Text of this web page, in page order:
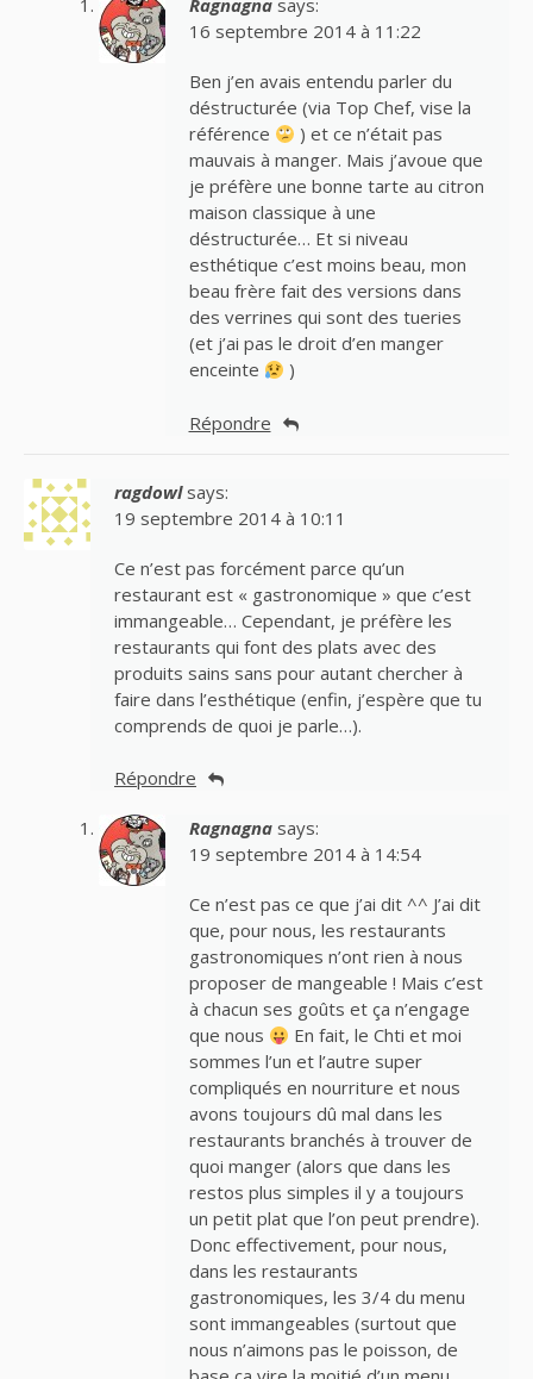
Ragnagna says:
16 septembre 2014 à 11:22
Ben j’en avais entendu parler du
déstructurée (via Top Chef, vise la
référence
) et ce n’était pas
mauvais à manger. Mais j’avoue que
je préfère une bonne tarte au citron
maison classique à une
déstructurée… Et si niveau
esthétique c’est moins beau, mon
beau frère fait des versions dans
des verrines qui sont des tueries
(et j’ai pas le droit d’en manger
enceinte
)
Répondre
ragdowl says:
19 septembre 2014 à 10:11
Ce n’est pas forcément parce qu’un
restaurant est « gastronomique » que c’est
immangeable… Cependant, je préfère les
restaurants qui font des plats avec des
produits sains sans pour autant chercher à
faire dans l’esthétique (enfin, j’espère que tu
comprends de quoi je parle…).
Répondre
Ragnagna says:
19 septembre 2014 à 14:54
Ce n’est pas ce que j’ai dit ^^ J’ai dit
que, pour nous, les restaurants
gastronomiques n’ont rien à nous
proposer de mangeable ! Mais c’est
à chacun ses goûts et ça n’engage
que nous
En fait, le Chti et moi
sommes l’un et l’autre super
compliqués en nourriture et nous
avons toujours dû mal dans les
restaurants branchés à trouver de
quoi manger (alors que dans les
restos plus simples il y a toujours
un petit plat que l’on peut prendre).
Donc effectivement, pour nous,
dans les restaurants
gastronomiques, les 3/4 du menu
sont immangeables (surtout que
nous n’aimons pas le poisson, de